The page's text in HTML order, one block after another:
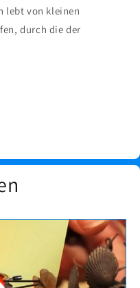
lebt von kleinen
durch die der